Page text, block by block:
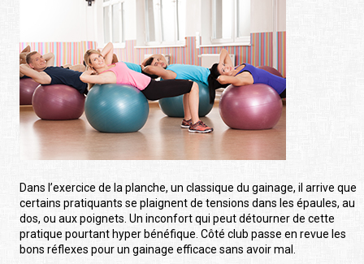
Dans l’exercice de la planche, un classique du gainage, il arrive que
certains pratiquants se plaignent de tensions dans les épaules, au
dos, ou aux poignets. Un inconfort qui peut détourner de cette
pratique pourtant hyper bénéfique. Côté club passe en revue les
bons réflexes pour un gainage efficace sans avoir mal.